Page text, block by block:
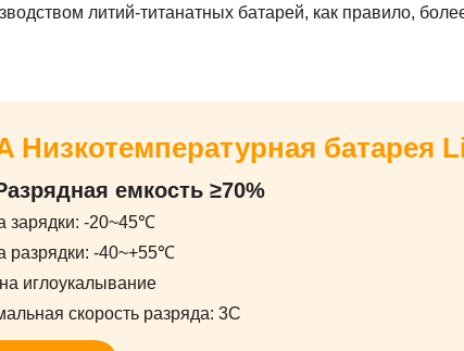
литий-титанатных батарей, как правило,
Низкотемпературная батарея
емкость ≥70%
зарядки: -20~45℃
разрядки: -40~+55℃
иглоукалывание
скорость разряда: 3C